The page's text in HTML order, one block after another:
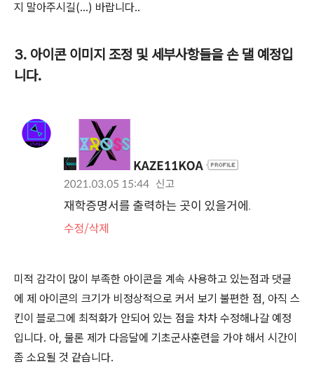
지 말아주시길(...) 바랍니다..
3. 아이콘 이미지 조정 및 세부사항들을 손 댈 예정입
니다.
미적 감각이 많이 부족한 아이콘을 계속 사용하고 있는점과 댓글
에 제 아이콘의 크기가 비정상적으로 커서 보기 불편한 점, 아직 스
킨이 블로그에 최적화가 안되어 있는 점을 차차 수정해나갈 예정
입니다. 아, 물론 제가 다음달에 기초군사훈련을 가야 해서 시간이
좀 소요될 것 같습니다.